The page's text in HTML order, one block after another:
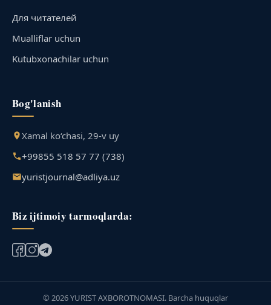
Для читателей
Mualliflar uchun
Kutubxonachilar uchun
Bog'lanish
Xamal ko‘chasi, 29-v uy
+99855 518 57 77 (738)
yuristjournal@adliya.uz
Biz ijtimoiy tarmoqlarda:
© 2026 YURIST AXBOROTNOMASI. Barcha huquqlar